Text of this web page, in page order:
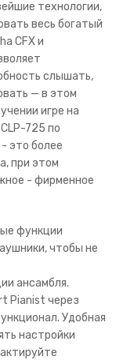
технологии,
весь богатый
CFX и
слышать,
— в этом
игре на
725 по
это более
при этом
- фирменное
функции
чтобы не
ансамбля.
Pianist через
Удобная
настройки